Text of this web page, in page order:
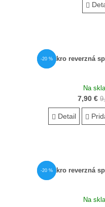
AKCIA
-20 %Makro reverzná
Na
7,90 €
Detail
AKCIA
-20 %Makro reverzná
Na